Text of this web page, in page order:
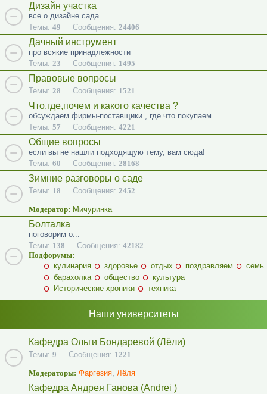
Дизайн участка
все о дизайне сада
Темы: 49 Сообщения: 24406
Дачный инструмент
про всякие принадлежности
Темы: 23 Сообщения: 1495
Правовые вопросы
Темы: 28 Сообщения: 1521
Что,где,почем и какого качества ?
обсуждаем фирмы-поставщики , где что покупаем.
Темы: 57 Сообщения: 4221
Общие вопросы
если вы не нашли подходящую тему, вам сюда!
Темы: 60 Сообщения: 28168
Зимние разговоры о саде
Темы: 18 Сообщения: 2452
Модератор: Мичуринка
Болталка
поговорим о...
Темы: 138 Сообщения: 42182
Подфорумы:
кулинария
здоровье отдых поздравляем
барахолка
общество
культура
Исторические хроники
техника
Наши университеты
Кафедра Ольги Бондаревой (Лёли)
Темы: 9 Сообщения: 1221
Модераторы: Фаргезия, Лёля
Кафедра Андрея Ганова (Andrei )